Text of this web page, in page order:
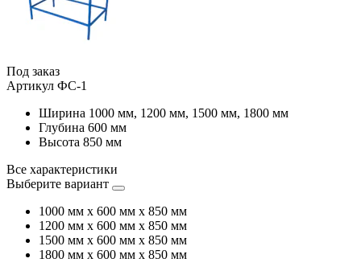
Под заказ
Артикул ФС-1
Ширина 1000 мм, 1200 мм, 1500 мм, 1800 мм
Глубина 600 мм
Высота 850 мм
Все характеристики
Выберите вариант
1000 мм x 600 мм x 850 мм
1200 мм x 600 мм x 850 мм
1500 мм x 600 мм x 850 мм
1800 мм x 600 мм x 850 мм